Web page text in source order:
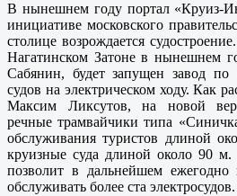
В нынешнем году портал «Круиз-
инициативе московского
столице возрождается
Нагатинском Затоне в нынешнем
Сабянин, будет запущен завод по
судов на электрическом ходу. Как
Максим Ликсутов, на новой
речные трамвайчики типа
обслуживания туристов длиной
круизные суда длиной около 90 м.
позволит в дальнейшем ежегодно
обслуживать более ста электросудов.